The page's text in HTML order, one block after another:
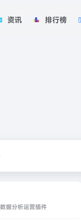
资讯 排行榜
据分析运营插件